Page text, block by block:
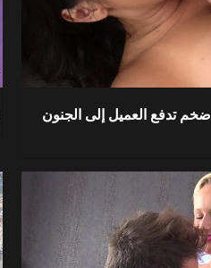
تدفع العميل إلى الجنون